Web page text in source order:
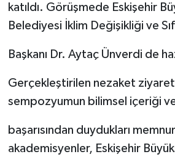
katıldı. Görüşmede Eskişehir
Belediyesi İklim Değişikliği ve
Başkanı Dr. Aytaç Ünverdi de
Gerçekleştirilen nezaket
sempozyumun bilimsel içeriği
başarısından duydukları
akademisyenler, Eskişehir